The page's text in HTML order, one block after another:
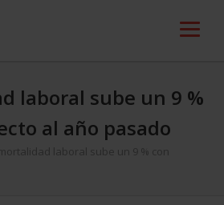
laboral sube un 9 %
al año pasado
laboral sube un 9 % con